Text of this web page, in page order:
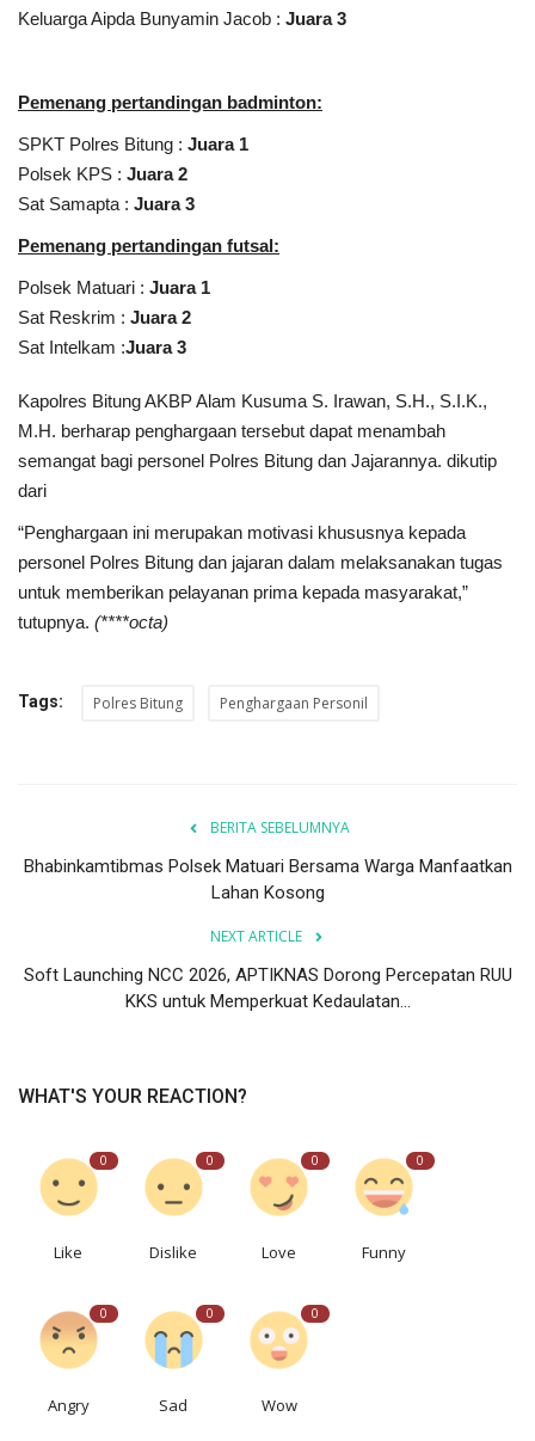
Keluarga Aipda Bunyamin Jacob : Juara 3
Pemenang pertandingan badminton:
SPKT Polres Bitung : Juara 1
Polsek KPS : Juara 2
Sat Samapta : Juara 3
Pemenang pertandingan futsal:
Polsek Matuari : Juara 1
Sat Reskrim : Juara 2
Sat Intelkam :Juara 3
Kapolres Bitung AKBP Alam Kusuma S. Irawan, S.H., S.I.K.,
M.H. berharap penghargaan tersebut dapat menambah
semangat bagi personel Polres Bitung dan Jajarannya. dikutip
dari
“Penghargaan ini merupakan motivasi khususnya kepada
personel Polres Bitung dan jajaran dalam melaksanakan tugas
untuk memberikan pelayanan prima kepada masyarakat,”
tutupnya. (****octa)
Tags: Polres Bitung Penghargaan Personil
BERITA SEBELUMNYA
Bhabinkamtibmas Polsek Matuari Bersama Warga Manfaatkan
Lahan Kosong
NEXT ARTICLE
Soft Launching NCC 2026, APTIKNAS Dorong Percepatan RUU
KKS untuk Memperkuat Kedaulatan...
WHAT'S YOUR REACTION?
0
Like
0
Dislike
0
Love
0
Funny
0
Angry
0
Sad
0
Wow